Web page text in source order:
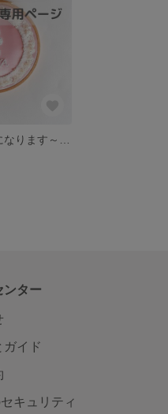
ンター
ガイド
キュリティ